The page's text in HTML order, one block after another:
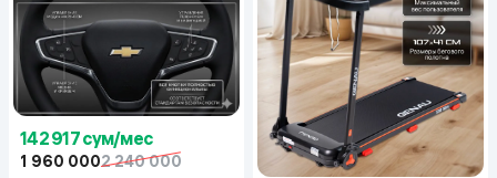
142 917 сум/мес
1 960 0002 240 000